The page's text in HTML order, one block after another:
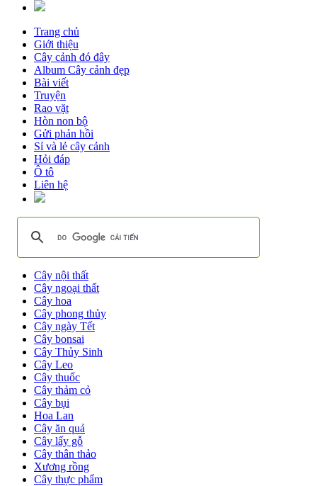
Trang chủ
Giới thiệu
Cây cảnh đó đây
Album Cây cảnh đẹp
Bài viết
Truyện
Rao vặt
Hòn non bộ
Gửi phản hồi
Sỉ và lẻ cây cảnh
Hỏi đáp
Ô tô
Liên hệ
Cây nội thất
Cây ngoại thất
Cây hoa
Cây phong thủy
Cây ngày Tết
Cây bonsai
Cây Thủy Sinh
Cây Leo
Cây thuốc
Cây thảm cỏ
Cây bụi
Hoa Lan
Cây ăn quả
Cây lấy gỗ
Cây thân thảo
Xương rồng
Cây thực phẩm